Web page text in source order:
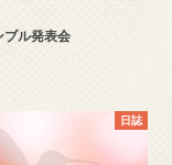
ブル発表会
日誌